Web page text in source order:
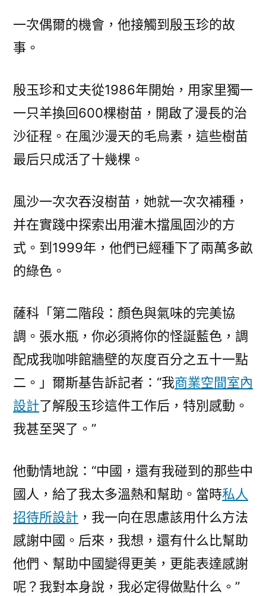
一次偶爾的機會，他接觸到殷玉珍的故
事。
殷玉珍和丈夫從1986年開始，用家里獨一
一只羊換回600棵樹苗，開啟了漫長的治
沙征程。在風沙漫天的毛烏素，這些樹苗
最后只成活了十幾棵。
風沙一次次吞沒樹苗，她就一次次補種，
并在實踐中探索出用灌木擋風固沙的方
式。到1999年，他們已經種下了兩萬多畝
的綠色。
薩科「第二階段：顏色與氣味的完美協
調。張水瓶，你必須將你的怪誕藍色，調
配成我咖啡館牆壁的灰度百分之五十一點
二。」爾斯基告訴記者：“我商業空間室內
設計了解殷玉珍這件工作后，特別感動。
我甚至哭了。”
他動情地說：“中國，還有我碰到的那些中
國人，給了我太多溫熱和幫助。當時私人
招待所設計 ，我一向在思慮該用什么方法
感謝中國。后來，我想，還有什么比幫助
他們、幫助中國變得更美，更能表達感謝
呢？我對本身說，我必定得做點什么。”